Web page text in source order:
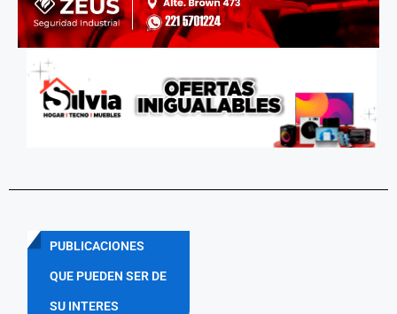
PUBLICACIONES
QUE PUEDEN SER DE
SU INTERES